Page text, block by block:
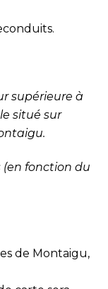
supérieure à
situé sur
(en fonction du
de Montaigu,